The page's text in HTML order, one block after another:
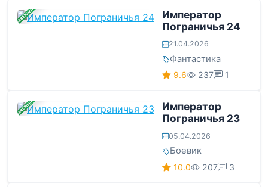
ЗАВЕРШЕНА
Император
Пограничья 24
21.04.2026
Фантастика
9.6 237 1
ЗАВЕРШЕНА
Император
Пограничья 23
05.04.2026
Боевик
10.0 207 3